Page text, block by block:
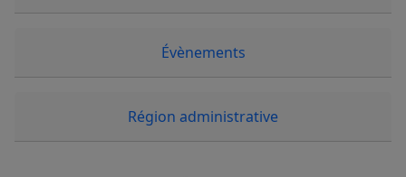
Évènements
Région administrative